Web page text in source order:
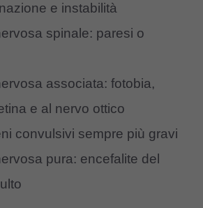
e instabilità
spinale: paresi o
associata: fotobia,
e al nervo ottico
convulsivi sempre più gravi
pura: encefalite del